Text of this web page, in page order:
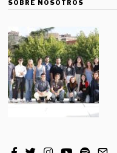
SOBRE NOSOTROS